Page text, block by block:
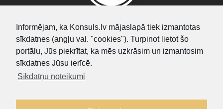
Informējam, ka Konsuls.lv mājaslapā tiek izmantotas
sīkdatnes (angļu val. "cookies"). Turpinot lietot šo
portālu, Jūs piekrītat, ka mēs uzkrāsim un izmantosim
sīkdatnes Jūsu ierīcē.
Sīkdatņu noteikumi
SEARCH